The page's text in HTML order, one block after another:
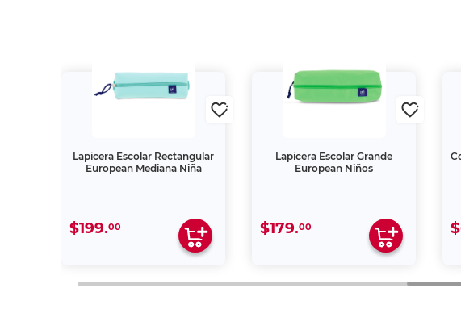
Lapicera Escolar Rectangular
European Mediana Niña
$199.00
Lapicera Escolar Grande
European Niños
$179.00